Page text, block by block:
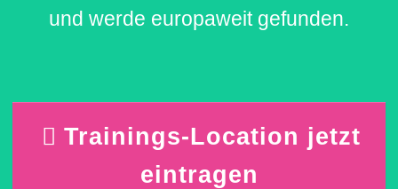
und werde europaweit gefunden.
Trainings-Location jetzt
eintragen